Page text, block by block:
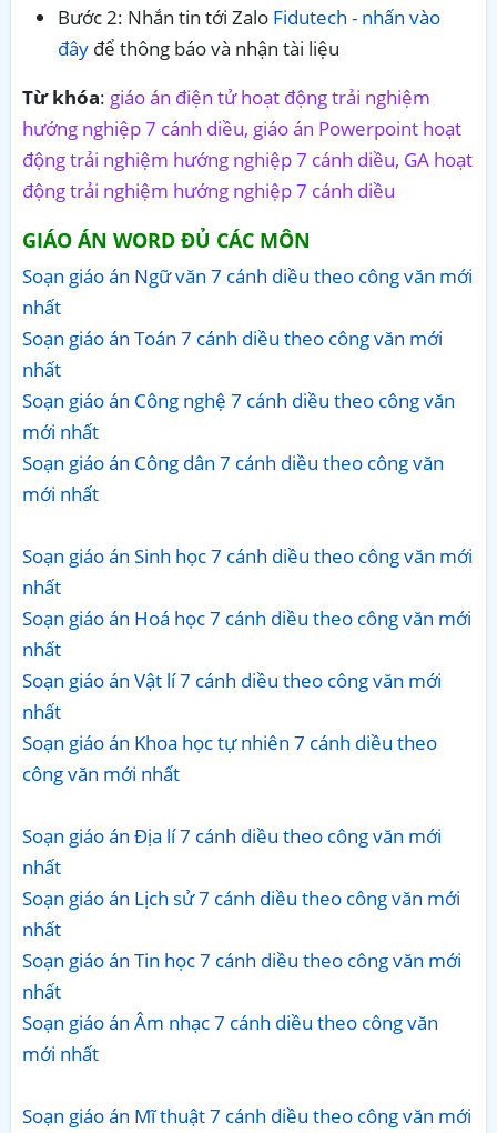
Bước 2: Nhắn tin tới Zalo Fidutech - nhấn vào
đây để thông báo và nhận tài liệu
Từ khóa: giáo án điện tử hoạt động trải nghiệm
hướng nghiệp 7 cánh diều, giáo án Powerpoint hoạt
động trải nghiệm hướng nghiệp 7 cánh diều, GA hoạt
động trải nghiệm hướng nghiệp 7 cánh diều
GIÁO ÁN WORD ĐỦ CÁC MÔN
Soạn giáo án Ngữ văn 7 cánh diều theo công văn mới
nhất
Soạn giáo án Toán 7 cánh diều theo công văn mới
nhất
Soạn giáo án Công nghệ 7 cánh diều theo công văn
mới nhất
Soạn giáo án Công dân 7 cánh diều theo công văn
mới nhất
Soạn giáo án Sinh học 7 cánh diều theo công văn mới
nhất
Soạn giáo án Hoá học 7 cánh diều theo công văn mới
nhất
Soạn giáo án Vật lí 7 cánh diều theo công văn mới
nhất
Soạn giáo án Khoa học tự nhiên 7 cánh diều theo
công văn mới nhất
Soạn giáo án Địa lí 7 cánh diều theo công văn mới
nhất
Soạn giáo án Lịch sử 7 cánh diều theo công văn mới
nhất
Soạn giáo án Tin học 7 cánh diều theo công văn mới
nhất
Soạn giáo án Âm nhạc 7 cánh diều theo công văn
mới nhất
Soạn giáo án Mĩ thuật 7 cánh diều theo công văn mới